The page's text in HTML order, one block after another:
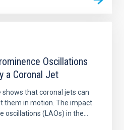
Oscillations
a Coronal Jet
that coronal jets can
them in motion. The impact
(LAOs) in the...